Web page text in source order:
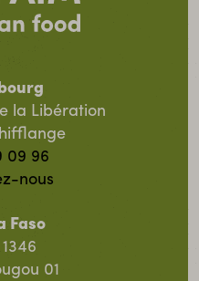
la Libération
09 96
nous
Faso
01